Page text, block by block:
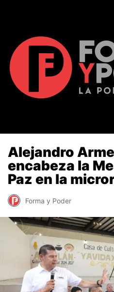
Alejandro
encabeza la
Paz en la
Forma y Poder